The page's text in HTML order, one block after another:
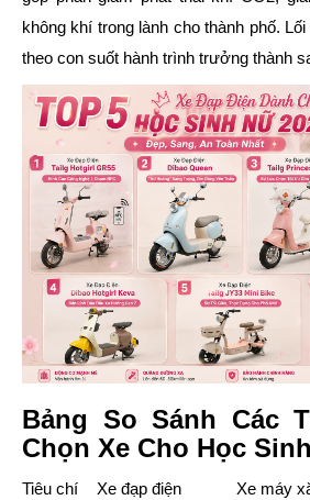
không khí trong lành cho thành phố.
theo con suốt hành trình trưởng thành
Bảng So Sánh Các
Chọn Xe Cho Học Sinh
Tiêu chí Xe đạp điện
Xe máy